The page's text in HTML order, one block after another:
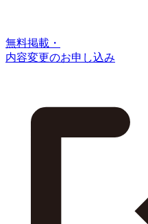
無料掲載・
内容変更のお申し込み